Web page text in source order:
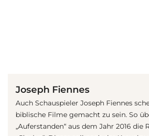
Joseph Fiennes
Auch Schauspieler Joseph Fiennes
biblische Filme gemacht zu sein. So
„Auferstanden“ aus dem Jahr 2016 die